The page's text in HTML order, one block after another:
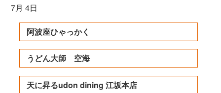
7月 4日
阿波座ひゃっかく
うどん大師 空海
天に昇るudon dining 江坂本店